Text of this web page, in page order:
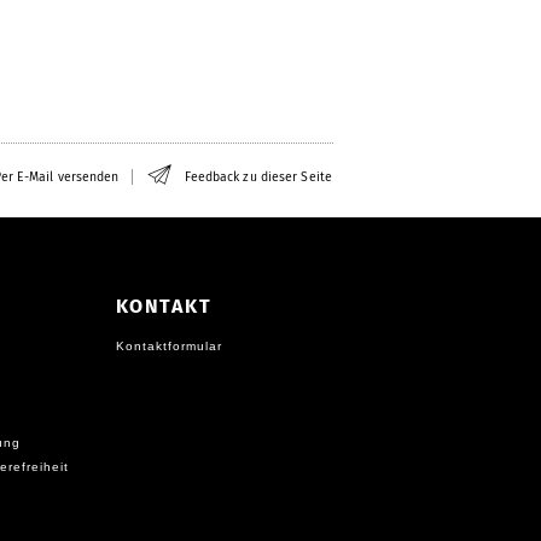
E-Mail versenden Feedback zu dieser Seite
KONTAKT
Kontaktformular